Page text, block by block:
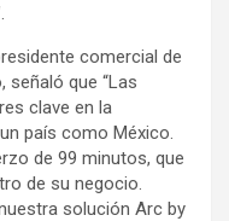
comercial de
señaló que “Las
clave en la
país como México.
de 99 minutos, que
de su negocio.
solución Arc by